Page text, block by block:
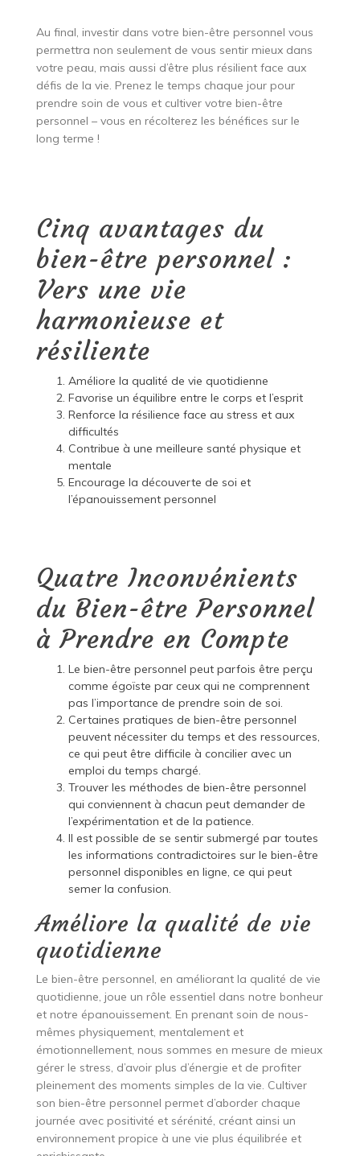
Au final, investir dans votre bien-être personnel vous
permettra non seulement de vous sentir mieux dans
votre peau, mais aussi d’être plus résilient face aux
défis de la vie. Prenez le temps chaque jour pour
prendre soin de vous et cultiver votre bien-être
personnel – vous en récolterez les bénéfices sur le
long terme !
Cinq avantages du
bien-être personnel :
Vers une vie
harmonieuse et
résiliente
Améliore la qualité de vie quotidienne
Favorise un équilibre entre le corps et l’esprit
Renforce la résilience face au stress et aux
difficultés
Contribue à une meilleure santé physique et
mentale
Encourage la découverte de soi et
l’épanouissement personnel
Quatre Inconvénients
du Bien-être Personnel
à Prendre en Compte
Le bien-être personnel peut parfois être perçu
comme égoïste par ceux qui ne comprennent
pas l’importance de prendre soin de soi.
Certaines pratiques de bien-être personnel
peuvent nécessiter du temps et des ressources,
ce qui peut être difficile à concilier avec un
emploi du temps chargé.
Trouver les méthodes de bien-être personnel
qui conviennent à chacun peut demander de
l’expérimentation et de la patience.
Il est possible de se sentir submergé par toutes
les informations contradictoires sur le bien-être
personnel disponibles en ligne, ce qui peut
semer la confusion.
Améliore la qualité de vie
quotidienne
Le bien-être personnel, en améliorant la qualité de vie
quotidienne, joue un rôle essentiel dans notre bonheur
et notre épanouissement. En prenant soin de nous-
mêmes physiquement, mentalement et
émotionnellement, nous sommes en mesure de mieux
gérer le stress, d’avoir plus d’énergie et de profiter
pleinement des moments simples de la vie. Cultiver
son bien-être personnel permet d’aborder chaque
journée avec positivité et sérénité, créant ainsi un
environnement propice à une vie plus équilibrée et